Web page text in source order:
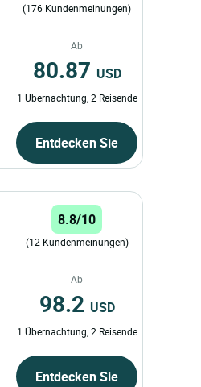
(176 Kundenmeinungen)
Ab
80.87 USD
1 Übernachtung, 2 Reisende
Entdecken Sie
8.8/10
(12 Kundenmeinungen)
Ab
98.2 USD
1 Übernachtung, 2 Reisende
Entdecken Sie